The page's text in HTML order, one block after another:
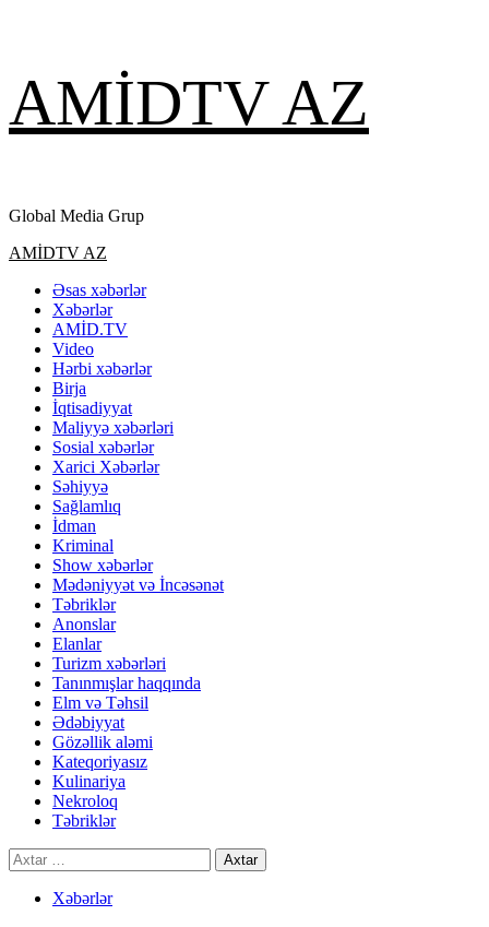
content
AMİDTV AZ
Global Media Grup
Primary
AMİDTV AZ
Əsas xəbərlər
Xəbərlər
AMİD.TV
Video
Hərbi xəbərlər
Birja
İqtisadiyyat
Maliyyə xəbərləri
Sosial xəbərlər
Xarici Xəbərlər
Səhiyyə
Sağlamlıq
İdman
Kriminal
Show xəbərlər
Mədəniyyət və İncəsənət
Təbriklər
Anonslar
Elanlar
Turizm xəbərləri
Tanınmışlar haqqında
Elm və Təhsil
Ədəbiyyat
Gözəllik aləmi
Kateqoriyasız
Kulinariya
Nekroloq
Təbriklər
Axtarış:
Xəbərlər